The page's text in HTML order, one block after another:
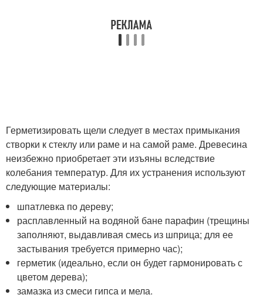
Герметизировать щели следует в местах примыкания
створки к стеклу или раме и на самой раме. Древесина
неизбежно приобретает эти изъяны вследствие
колебания температур. Для их устранения используют
следующие материалы:
шпатлевка по дереву;
расплавленный на водяной бане парафин (трещины
заполняют, выдавливая смесь из шприца; для ее
застывания требуется примерно час);
герметик (идеально, если он будет гармонировать с
цветом дерева);
замазка из смеси гипса и мела.